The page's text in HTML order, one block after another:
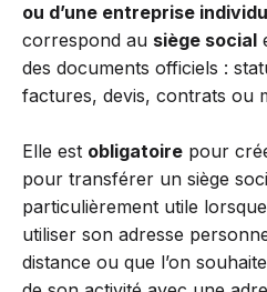
ou d’une entreprise
correspond au siège social
des documents officiels :
factures, devis, contrats ou
Elle est obligatoire pour
pour transférer un siège
particulièrement utile
utiliser son adresse
distance ou que l’on